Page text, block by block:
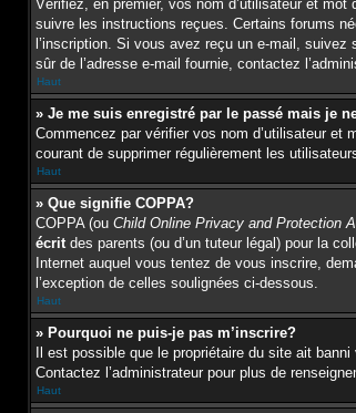
Vérifiez, en premier, vos nom d’utilisateur et
suivre les instructions reçues. Certains forums
l’inscription. Si vous avez reçu un e-mail,
sûr de l’adresse e-mail fournie, contactez
Haut
» Je me suis enregistré par le passé mais je
Commencez par vérifier vos nom d’utilisateur
courant de supprimer régulièrement les
Haut
» Que signifie COPPA?
COPPA (ou Child Online Privacy and Protection
écritdes parents (ou d’un tuteur légal) pour la
Internet auquel vous tentez de vous inscrire,
l’exception de celles soulignées ci-dessous.
Haut
» Pourquoi ne puis-je pas m’inscrire?
Il est possible que le propriétaire du site ait
Contactez l’administrateur pour plus de
Haut